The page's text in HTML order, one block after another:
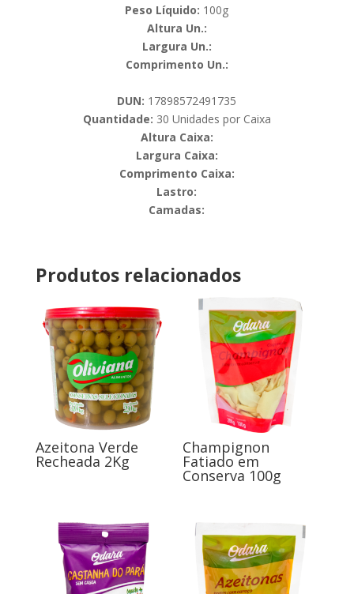
Peso Líquido: 100g
Altura Un.:
Largura Un.:
Comprimento Un.:
DUN: 17898572491735
Quantidade: 30 Unidades por Caixa
Altura Caixa:
Largura Caixa:
Comprimento Caixa:
Lastro:
Camadas:
Produtos relacionados
Azeitona Verde
Recheada 2Kg
Champignon
Fatiado em
Conserva 100g